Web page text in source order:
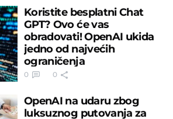
Koristite besplatni Chat
GPT? Ovo će vas
obradovati! OpenAI ukida
jedno od najvećih
ograničenja
0 0
OpenAI na udaru zbog
luksuznog putovanja za